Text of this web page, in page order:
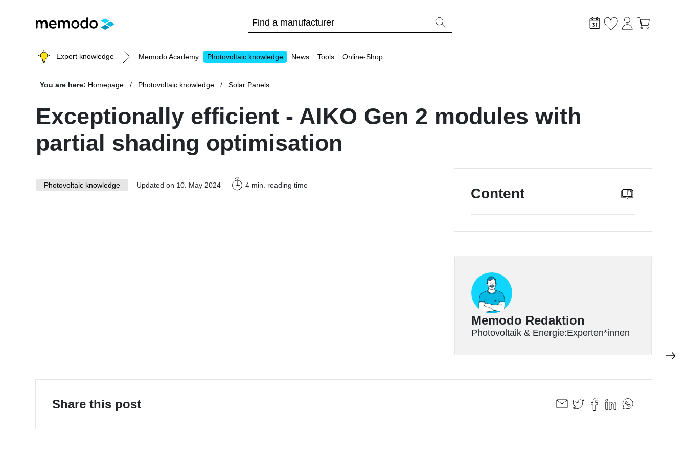
Expert knowledge Memodo Academy Photovoltaic knowledge
Topics
Commercial storage
Other
News Tools Online-Shop
You are here: Homepage Photovoltaic knowledge Solar Panels
Exceptionally efficient - AIKO Gen 2 modules with
partial shading optimisation
Photovoltaic knowledge Updated on 10. May 2024 4 min. reading time
Content
Memodo Redaktion
Photovoltaik & Energie:Experten*innen
Share this post